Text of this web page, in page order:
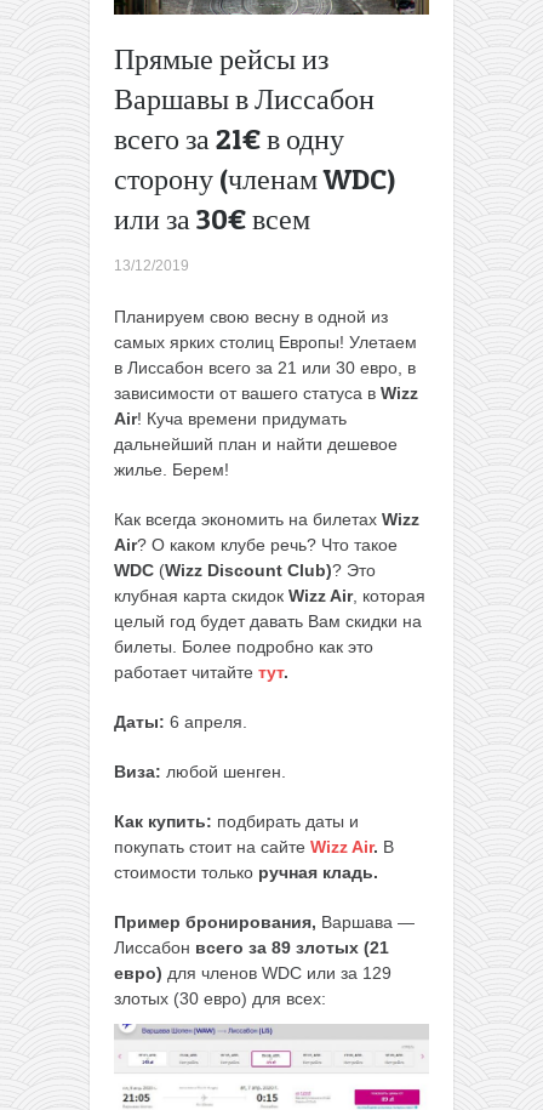
Прямые рейсы из
Варшавы в Лиссабон
всего за 21€ в одну
сторону (членам WDC)
или за 30€ всем
13/12/2019
Планируем свою весну в одной из
самых ярких столиц Европы! Улетаем
в Лиссабон всего за 21 или 30 евро, в
зависимости от вашего статуса в Wizz
Air! Куча времени придумать
дальнейший план и найти дешевое
жилье. Берем!
Как всегда экономить на билетах Wizz
Air? О каком клубе речь? Что такое
WDC (Wizz Discount Club)? Это
клубная карта скидок Wizz Air, которая
целый год будет давать Вам скидки на
билеты. Более подробно как это
работает читайте тут.
Даты: 6 апреля.
Виза: любой шенген.
Как купить: подбирать даты и
покупать стоит на сайте Wizz Air. В
стоимости только ручная кладь.
Пример бронирования, Варшава —
Лиссабон всего за 89 злотых (21
евро) для членов WDC или за 129
злотых (30 евро) для всех:
Билеты
скидкой
50%